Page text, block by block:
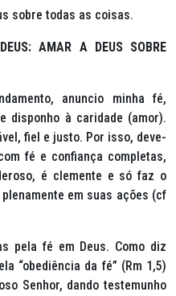
sobre todas as coisas.
AMAR A DEUS SOBRE
anuncio minha fé,
disponho à caridade (amor).
fiel e justo. Por isso, deve-
fé e confiança completas,
é clemente e só faz o
em suas ações (cf
pela fé em Deus. Como diz
“obediência da fé” (Rm 1,5)
Senhor, dando testemunho